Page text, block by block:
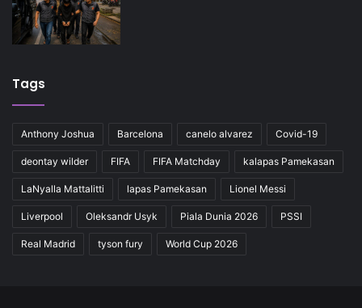
Tags
Anthony Joshua Barcelona canelo alvarez Covid-19
deontay wilder FIFA FIFA Matchday kalapas Pamekasan
LaNyalla Mattalitti lapas Pamekasan Lionel Messi
Liverpool Oleksandr Usyk Piala Dunia 2026 PSSI
Real Madrid tyson fury World Cup 2026